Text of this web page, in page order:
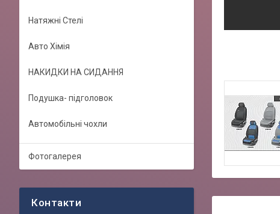
Натяжні Стелі
Авто Хімія
НАКИДКИ НА СИДАННЯ
Подушка- підголовок
Автомобільні чохли
Фотогалерея